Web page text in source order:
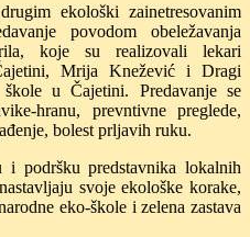
ekološki zainetresovanim
povodom obeležavanja
koje su realizovali lekari
Mrija Knežević i Dragi
u Čajetini. Predavanje se
hranu, prevntivne preglede,
bolest prljavih ruku.
podršku predstavnika lokalnih
svoje ekološke korake,
eko-škole i zelena zastava